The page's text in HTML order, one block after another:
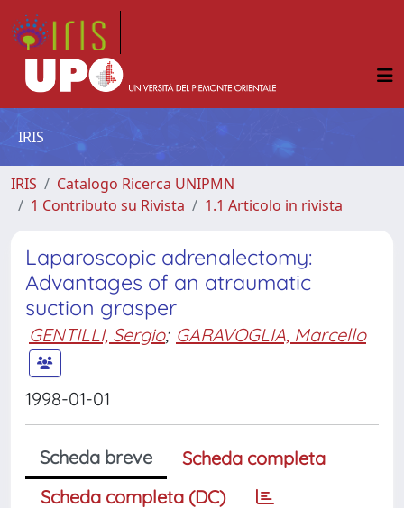
IRIS
IRIS
Catalogo Ricerca UNIPMN
1 Contributo su Rivista
1.1 Articolo in rivista
Laparoscopic adrenalectomy:
Advantages of an atraumatic
suction grasper
GENTILLI, Sergio; GARAVOGLIA, Marcello
1998-01-01
Scheda breve
Scheda completa
Scheda completa (DC)